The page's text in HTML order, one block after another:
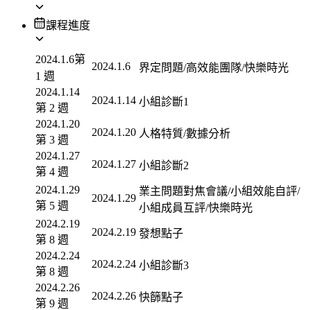
課程進度
2024.1.6第
1 週
2024.1.6 界定問題/高效能團隊/快樂時光
2024.1.14
第 2 週
2024.1.14 小組診斷1
2024.1.20
第 3 週
2024.1.20 人格特質/數據分析
2024.1.27
第 4 週
2024.1.27 小組診斷2
2024.1.29
第 5 週
2024.1.29
業主問題對焦會議/小組效能自評/
小組成員互評/快樂時光
2024.2.19
第 8 週
2024.2.19 發想點子
2024.2.24
第 8 週
2024.2.24 小組診斷3
2024.2.26
第 9 週
2024.2.26 快篩點子